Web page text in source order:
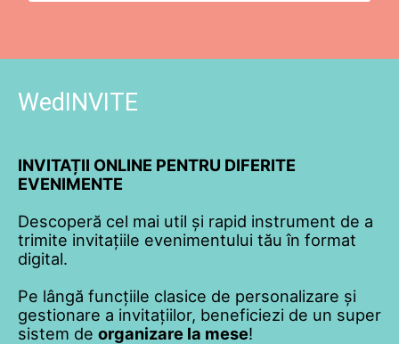
WedINVITE
INVITAȚII ONLINE PENTRU DIFERITE
EVENIMENTE
Descoperă cel mai util și rapid instrument de a
trimite invitațiile evenimentului tău în format
digital.
Pe lângă funcțiile clasice de personalizare și
gestionare a invitațiilor, beneficiezi de un super
sistem de organizare la mese!